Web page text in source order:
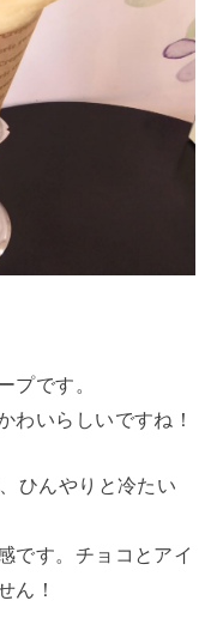
プです。
わいらしいですね！
ひんやりと冷たい
です。チョコとアイ
ん！